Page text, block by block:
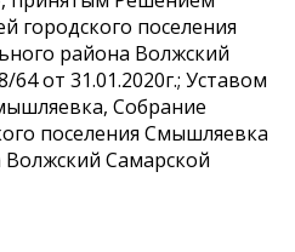
городского поселения
района Волжский
от 31.01.2020г.; Уставом
Собрание
поселения Смышляевка
Самарской